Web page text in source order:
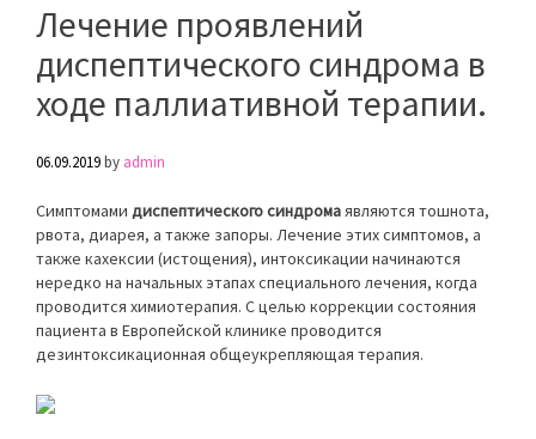
Лечение проявлений
диспептического синдрома в
ходе паллиативной терапии.
06.09.2019by admin
Симптомами диспептического синдрома являются тошнота,
рвота, диарея, а также запоры. Лечение этих симптомов, а
также кахексии (истощения), интоксикации начинаются
нередко на начальных этапах специального лечения, когда
проводится химиотерапия. С целью коррекции состояния
пациента в Европейской клинике проводится
дезинтоксикационная общеукрепляющая терапия.